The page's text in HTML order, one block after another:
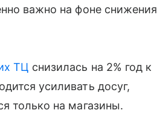
важно на фоне снижения
ТЦ снизилась на 2% год к
усиливать досуг,
только на магазины.